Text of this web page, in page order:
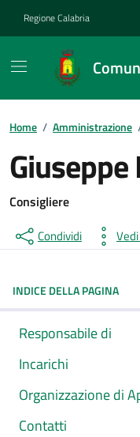
Regione Calabria
Home / Amministrazione
Consigliere
Condividi
INDICE DELLA PAGINA
Responsabile di
Incarichi
Organizzazione di
Contatti